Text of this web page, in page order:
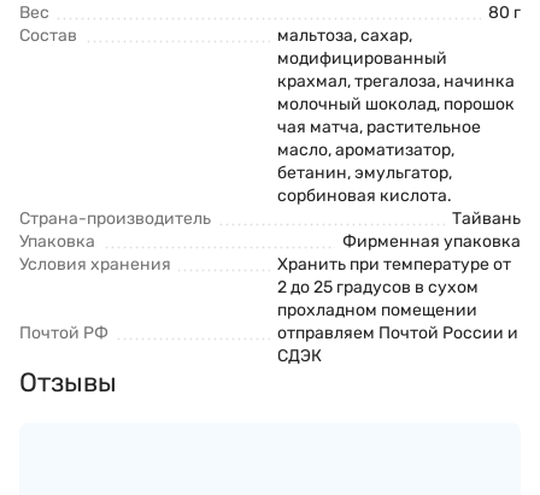
Вес
80 г
Состав
мальтоза, сахар,
модифицированный
крахмал, трегалоза, начинка
молочный шоколад, порошок
чая матча, растительное
масло, ароматизатор,
бетанин, эмульгатор,
сорбиновая кислота.​
Страна-производитель
Тайвань
Упаковка
Фирменная упаковка
Условия хранения
Хранить при температуре от
2 до 25 градусов в сухом
прохладном помещении
Почтой РФ
отправляем Почтой России и
СДЭК
Отзывы